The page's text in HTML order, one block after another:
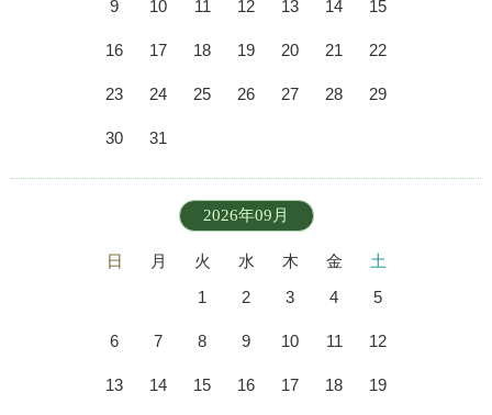
9 10 11 12 13 14 15
16 17 18 19 20 21 22
23 24 25 26 27 28 29
30 31
2026年09月
日 月 火 水 木 金
土
1
2 3 4 5
6 7 8 9 10 11 12
13 14 15 16 17 18 19